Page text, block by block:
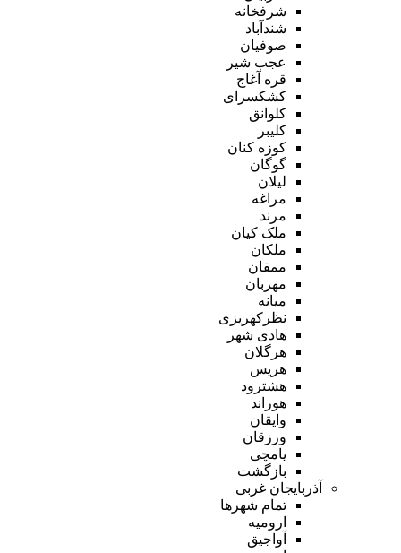
شرفخانه
شندآباد
صوفیان
عجب شیر
قره آغاج
کشکسرای
کلوانق
کلیبر
کوزه کنان
گوگان
لیلان
مراغه
مرند
ملک کیان
ملکان
ممقان
مهربان
میانه
نظرکهریزی
هادی شهر
هرگلان
هریس
هشترود
هوراند
وایقان
ورزقان
یامچی
بازگشت
آذربایجان غربی
تمام شهر‌ها
ارومیه
آواجیق